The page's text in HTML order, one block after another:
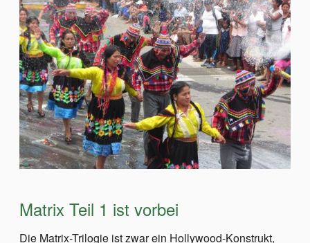
Matrix Teil 1 ist vorbei
Die Matrix-Trilogie ist zwar ein Hollywood-Konstrukt,